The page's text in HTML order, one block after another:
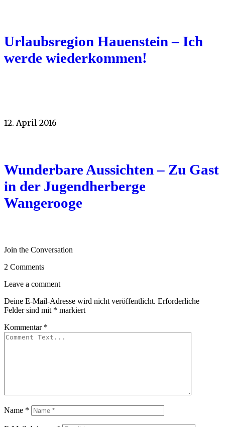
Urlaubsregion Hauenstein – Ich
werde wiederkommen!
12. April 2016
Wunderbare Aussichten – Zu Gast
in der Jugendherberge
Wangerooge
Join the Conversation
2 Comments
Leave a comment
Deine E-Mail-Adresse wird nicht veröffentlicht. Erforderliche
Felder sind mit * markiert
Kommentar *
Name *